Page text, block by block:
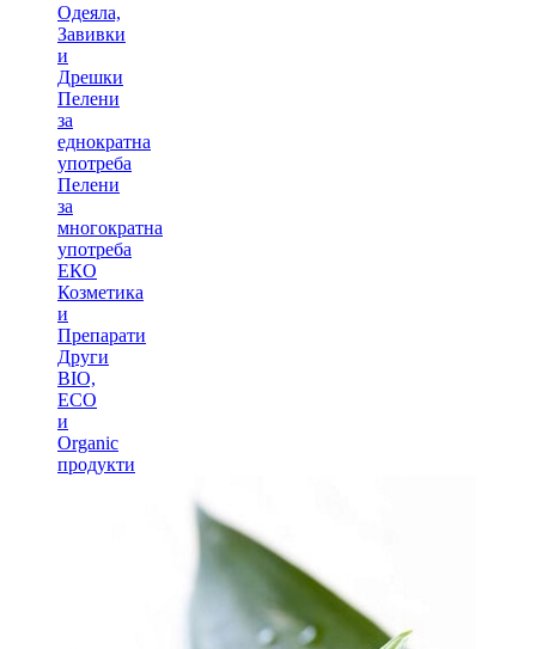
Одеяла,
Завивки
и
Дрешки
Пелени
за
еднократна
употреба
Пелени
за
многократна
употреба
ЕКО
Козметика
и
Препарати
Други
BIO,
ECO
и
Оrganic
продукти